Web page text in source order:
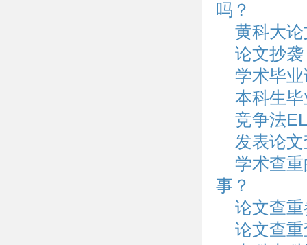
吗？
黄科大
论文抄
学术毕
本科生
竞争法
发表论
学术查
事？
论文查
论文查